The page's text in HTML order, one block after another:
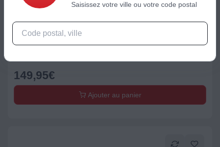
Balance de cuisine
Balance de cuisine SMEG KSC01WHMWW blanche
149,95€
Ajouter au panier
Saisissez votre ville ou votre code postal